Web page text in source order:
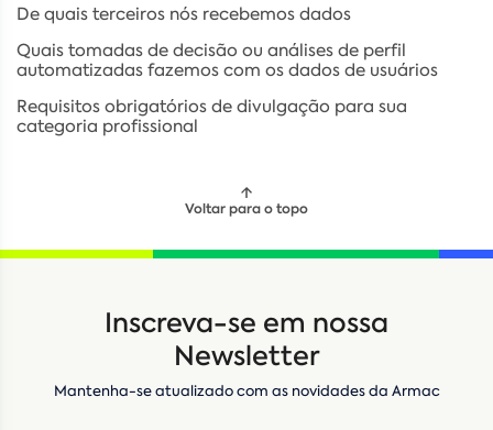
De quais terceiros nós recebemos dados
Quais tomadas de decisão ou análises de perfil
automatizadas fazemos com os dados de usuários
Requisitos obrigatórios de divulgação para sua
categoria profissional
Voltar para o topo
Inscreva-se em nossa
Newsletter
Mantenha-se atualizado com as novidades da Armac
Locação Compra de seminovos
E-mail*